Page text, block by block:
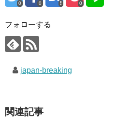
0 0 0
フォローする
japan-breaking
関連記事